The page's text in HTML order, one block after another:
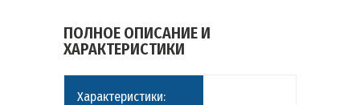
ПОЛНОЕ ОПИСАНИЕ И
ХАРАКТЕРИСТИКИ
Характеристики: